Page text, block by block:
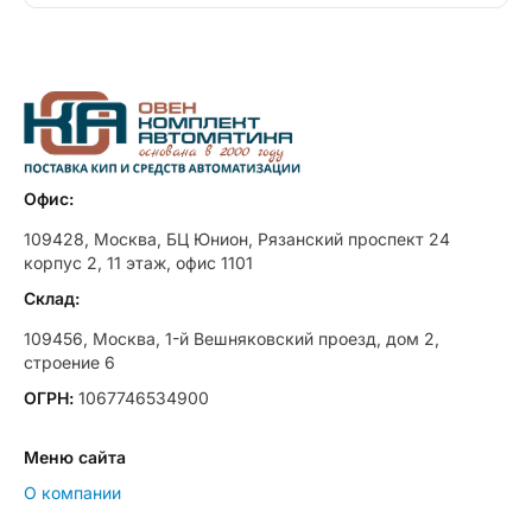
Офис:
109428, Москва, БЦ Юнион, Рязанский проспект 24
корпус 2, 11 этаж, офис 1101
Склад:
109456, Москва, 1-й Вешняковский проезд, дом 2,
строение 6
ОГРН: 1067746534900
Меню сайта
О компании